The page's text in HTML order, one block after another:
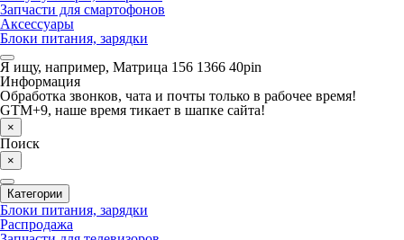
Запчасти для смартофонов
Аксессуары
Блоки питания, зарядки
Я ищу, например, Матрица 156 1366 40pin
Информация
Обработка звонков, чата и почты только в рабочее время!
GTM+9, наше время тикает в шапке сайта!
×
Поиск
×
Категории
Блоки питания, зарядки
Распродажа